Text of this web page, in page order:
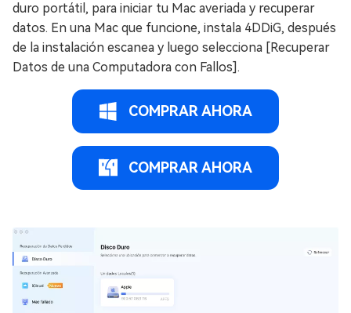
duro portátil, para iniciar tu Mac averiada y recuperar
datos. En una Mac que funcione, instala 4DDiG, después
de la instalación escanea y luego selecciona [Recuperar
Datos de una Computadora con Fallos].
COMPRAR AHORA
COMPRAR AHORA